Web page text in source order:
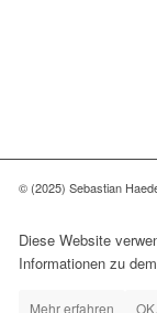
© (2025) Sebastian
Diese Website
Informationen zu
Mehr erfahren